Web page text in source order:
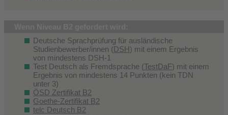
Deutsche Sprachprüfung für ausländische
Studienbewerber/innen (DSH) mit einem Ergebnis
von mindestens DSH-1
Test Deutsch als Fremdsprache (TestDaF) mit einem
Ergebnis von mindestens 14 Punkten (kein TDN
unter 3)
ÖSD Zertifikat B2
Goethe-Zertifikat B2
telc Deutsch B2